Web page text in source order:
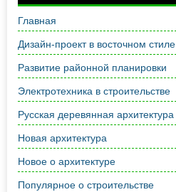
Главная
Дизайн-проект в восточном стиле
Развитие районной планировки
Электротехника в строительстве
Русская деревянная архитектура
Новая архитектура
Новое о архитектуре
Популярное о строительстве